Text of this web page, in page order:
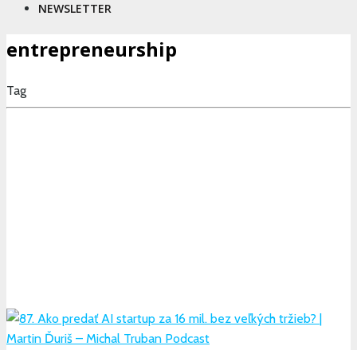
NEWSLETTER
entrepreneurship
Tag